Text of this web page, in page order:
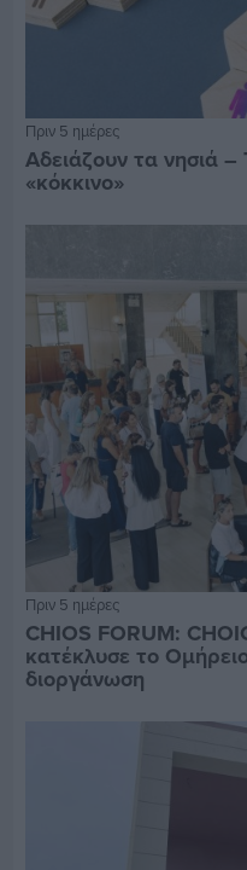
Πριν 5 ημέρες
Αδειάζουν τα νησιά
«κόκκινο»
Πριν 5 ημέρες
CHIOS FORUM:
κατέκλυσε το
διοργάνωση